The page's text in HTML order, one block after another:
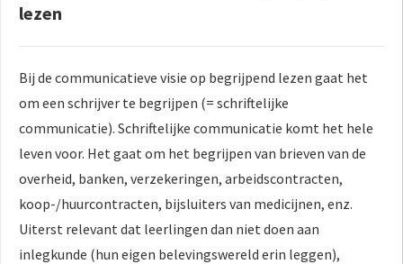
lezen
Bij de communicatieve visie op begrijpend lezen gaat het
om een schrijver te begrijpen (= schriftelijke
communicatie). Schriftelijke communicatie komt het hele
leven voor. Het gaat om het begrijpen van brieven van de
overheid, banken, verzekeringen, arbeidscontracten,
koop-/huurcontracten, bijsluiters van medicijnen, enz.
Uiterst relevant dat leerlingen dan niet doen aan
inlegkunde (hun eigen belevingswereld erin leggen),